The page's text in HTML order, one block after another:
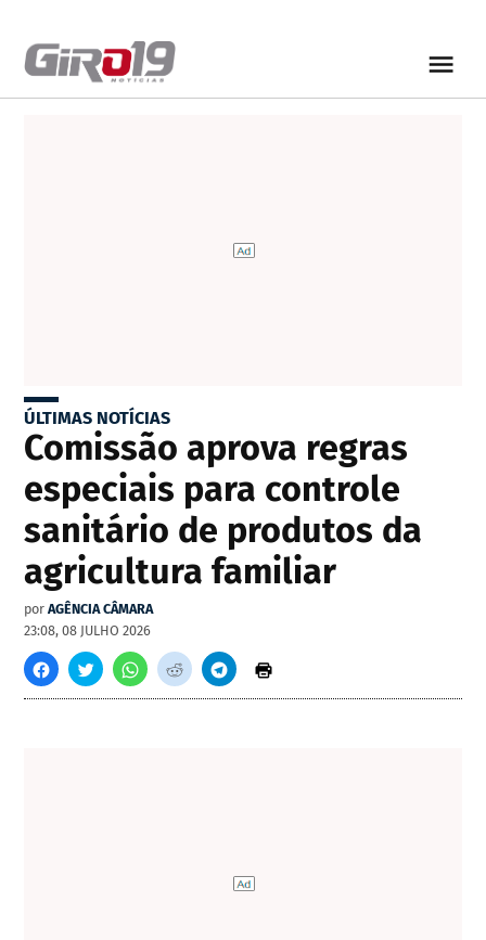
ÚLTIMAS NOTÍCIAS
Comissão aprova regras
especiais para controle
sanitário de produtos da
agricultura familiar
por AGÊNCIA CÂMARA
23:08, 08 JULHO 2026